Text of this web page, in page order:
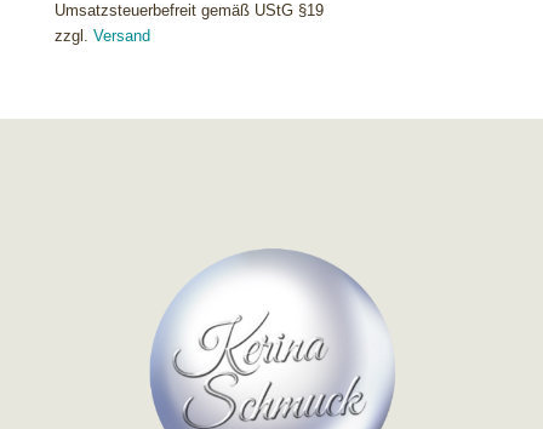
Umsatzsteuerbefreit gemäß UStG §19
zzgl. Versand